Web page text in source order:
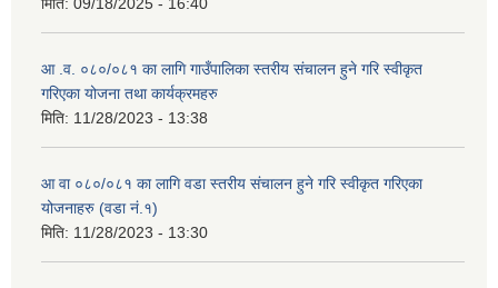
मिति: 09/18/2025 - 16:40
आ .व. ०८०/०८१ का लागि गाउँपालिका स्तरीय संचालन हुने गरि स्वीकृत
गरिएका योजना तथा कार्यक्रमहरु
मिति: 11/28/2023 - 13:38
आ वा ०८०/०८१ का लागि वडा स्तरीय संचालन हुने गरि स्वीकृत गरिएका
योजनाहरु (वडा नं.१)
मिति: 11/28/2023 - 13:30